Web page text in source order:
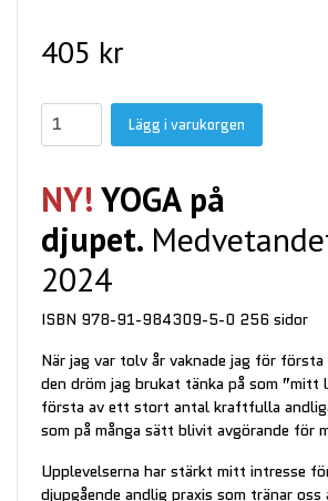
405 kr
Lägg i varukorgen
NY! YOGA på
djupet.
2024
ISBN 978-91-984309-5-0 256 sidor
När jag var tolv år vaknade jag för
den dröm jag brukat tänka på som ”mitt
första av ett stort antal kraftfulla
som på många sätt blivit avgörande för
Upplevelserna har stärkt mitt intresse
djupgående andlig praxis som tränar